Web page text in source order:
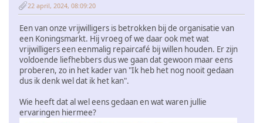
22 april, 2024, 08:09:20
Een van onze vrijwilligers is betrokken bij de organisatie van
een Koningsmarkt. Hij vroeg of we daar ook met wat
vrijwilligers een eenmalig repaircafé bij willen houden. Er zijn
voldoende liefhebbers dus we gaan dat gewoon maar eens
proberen, zo in het kader van "Ik heb het nog nooit gedaan
dus ik denk wel dat ik het kan".
Wie heeft dat al wel eens gedaan en wat waren jullie
ervaringen hiermee?